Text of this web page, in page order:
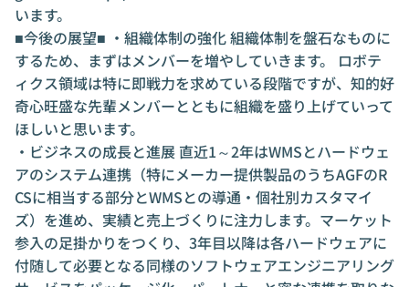
います。
■今後の展望■ ・組織体制の強化 組織体制を盤石なものに
するため、まずはメンバーを増やしていきます。 ロボテ
ィクス領域は特に即戦力を求めている段階ですが、知的好
奇心旺盛な先輩メンバーとともに組織を盛り上げていって
ほしいと思います。
・ビジネスの成長と進展 直近1～2年はWMSとハードウェ
アのシステム連携（特にメーカー提供製品のうちAGFのR
CSに相当する部分とWMSとの導通・個社別カスタマイ
ズ）を進め、実績と売上づくりに注力します。マーケット
参入の足掛かりをつくり、3年目以降は各ハードウェアに
付随して必要となる同様のソフトウェアエンジニアリング